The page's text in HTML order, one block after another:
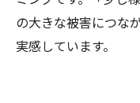
の大きな被害につな
実感しています。